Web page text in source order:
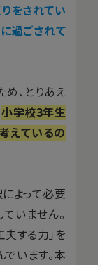
をされてい
過ごされて
、とりあえ
小学校3年生
えているの
よって必要
いません。
する力」を
います。本